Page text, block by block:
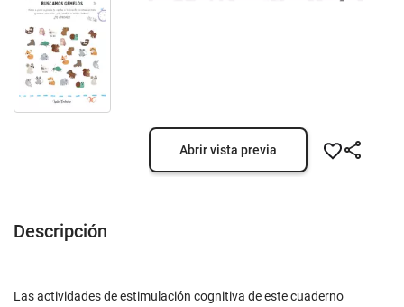
Abrir vista previa
Descripción
Las actividades de estimulación cognitiva de este cuaderno